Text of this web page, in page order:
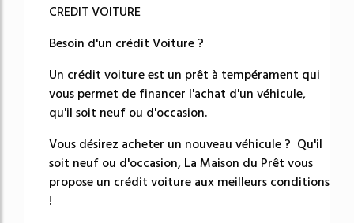
CREDIT VOITURE
Besoin d'un crédit Voiture ?
Un crédit voiture est un prêt à tempérament qui
vous permet de financer l'achat d'un véhicule,
qu'il soit neuf ou d'occasion.
Vous désirez acheter un nouveau véhicule ? Qu'il
soit neuf ou d'occasion, La Maison du Prêt vous
propose un crédit voiture aux meilleurs conditions
!